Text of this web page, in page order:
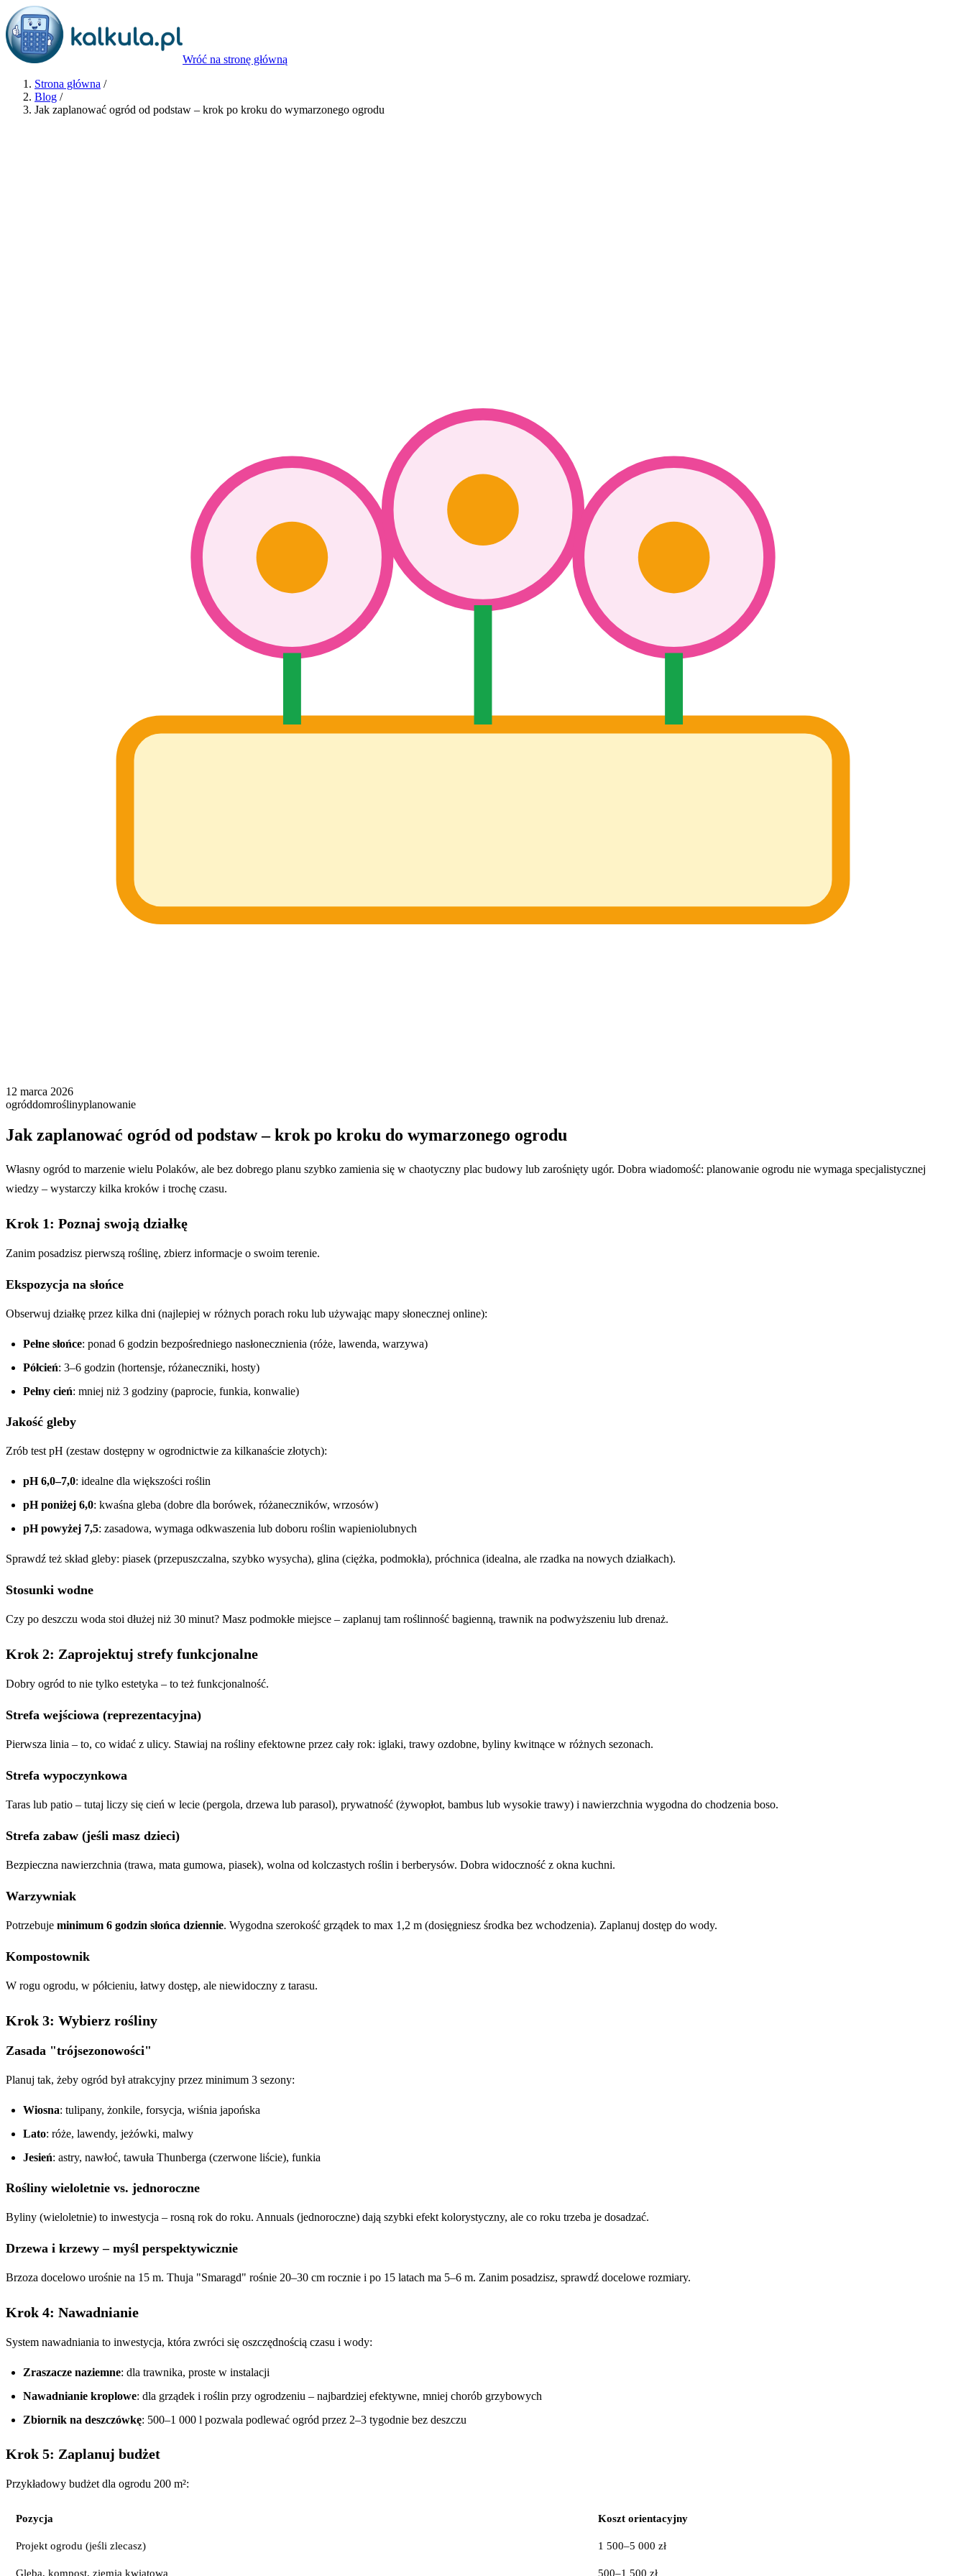
Wróć na stronę główną
Strona główna /
Blog /
Jak zaplanować ogród od podstaw – krok po kroku do wymarzonego ogrodu
12 marca 2026
ogróddomroślinyplanowanie
Jak zaplanować ogród od podstaw – krok po kroku do wymarzonego ogrodu
Własny ogród to marzenie wielu Polaków, ale bez dobrego planu szybko zamienia się w chaotyczny plac budowy lub zarośnięty ugór. Dobra wiadomość: planowanie ogrodu nie wymaga specjalistycznej
wiedzy – wystarczy kilka kroków i trochę czasu.
Krok 1: Poznaj swoją działkę
Zanim posadzisz pierwszą roślinę, zbierz informacje o swoim terenie.
Ekspozycja na słońce
Obserwuj działkę przez kilka dni (najlepiej w różnych porach roku lub używając mapy słonecznej online):
Pełne słońce: ponad 6 godzin bezpośredniego nasłonecznienia (róże, lawenda, warzywa)
Półcień: 3–6 godzin (hortensje, różaneczniki, hosty)
Pełny cień: mniej niż 3 godziny (paprocie, funkia, konwalie)
Jakość gleby
Zrób test pH (zestaw dostępny w ogrodnictwie za kilkanaście złotych):
pH 6,0–7,0: idealne dla większości roślin
pH poniżej 6,0: kwaśna gleba (dobre dla borówek, różaneczników, wrzosów)
pH powyżej 7,5: zasadowa, wymaga odkwaszenia lub doboru roślin wapieniolubnych
Sprawdź też skład gleby: piasek (przepuszczalna, szybko wysycha), glina (ciężka, podmokła), próchnica (idealna, ale rzadka na nowych działkach).
Stosunki wodne
Czy po deszczu woda stoi dłużej niż 30 minut? Masz podmokłe miejsce – zaplanuj tam roślinność bagienną, trawnik na podwyższeniu lub drenaż.
Krok 2: Zaprojektuj strefy funkcjonalne
Dobry ogród to nie tylko estetyka – to też funkcjonalność.
Strefa wejściowa (reprezentacyjna)
Pierwsza linia – to, co widać z ulicy. Stawiaj na rośliny efektowne przez cały rok: iglaki, trawy ozdobne, byliny kwitnące w różnych sezonach.
Strefa wypoczynkowa
Taras lub patio – tutaj liczy się cień w lecie (pergola, drzewa lub parasol), prywatność (żywopłot, bambus lub wysokie trawy) i nawierzchnia wygodna do chodzenia boso.
Strefa zabaw (jeśli masz dzieci)
Bezpieczna nawierzchnia (trawa, mata gumowa, piasek), wolna od kolczastych roślin i berberysów. Dobra widoczność z okna kuchni.
Warzywniak
Potrzebuje minimum 6 godzin słońca dziennie. Wygodna szerokość grządek to max 1,2 m (dosięgniesz środka bez wchodzenia). Zaplanuj dostęp do wody.
Kompostownik
W rogu ogrodu, w półcieniu, łatwy dostęp, ale niewidoczny z tarasu.
Krok 3: Wybierz rośliny
Zasada "trójsezonowości"
Planuj tak, żeby ogród był atrakcyjny przez minimum 3 sezony:
Wiosna: tulipany, żonkile, forsycja, wiśnia japońska
Lato: róże, lawendy, jeżówki, malwy
Jesień: astry, nawłoć, tawuła Thunberga (czerwone liście), funkia
Rośliny wieloletnie vs. jednoroczne
Byliny (wieloletnie) to inwestycja – rosną rok do roku. Annuals (jednoroczne) dają szybki efekt kolorystyczny, ale co roku trzeba je dosadzać.
Drzewa i krzewy – myśl perspektywicznie
Brzoza docelowo urośnie na 15 m. Thuja "Smaragd" rośnie 20–30 cm rocznie i po 15 latach ma 5–6 m. Zanim posadzisz, sprawdź docelowe rozmiary.
Krok 4: Nawadnianie
System nawadniania to inwestycja, która zwróci się oszczędnością czasu i wody:
Zraszacze naziemne: dla trawnika, proste w instalacji
Nawadnianie kroplowe: dla grządek i roślin przy ogrodzeniu – najbardziej efektywne, mniej chorób grzybowych
Zbiornik na deszczówkę: 500–1 000 l pozwala podlewać ogród przez 2–3 tygodnie bez deszczu
Krok 5: Zaplanuj budżet
Przykładowy budżet dla ogrodu 200 m²:
Pozycja Koszt orientacyjny
Projekt ogrodu (jeśli zlecasz) 1 500–5 000 zł
Gleba, kompost, ziemia kwiatowa 500–1 500 zł